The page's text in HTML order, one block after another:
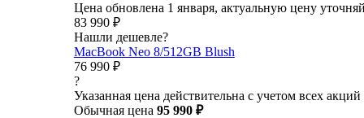
Цена обновлена 1 января, актуальную цену
83 990 ₽
Нашли дешевле?
MacBook Neo 8/512GB Blush
76 990 ₽
?
Указанная цена действительна с учетом всех акций
Обычная цена 95 990 ₽